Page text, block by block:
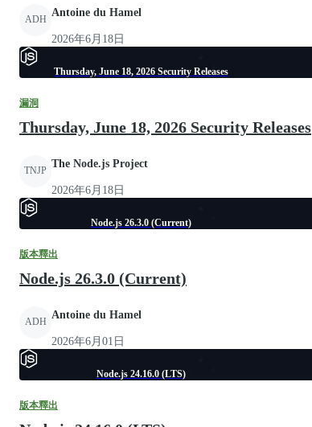
ADH
Antoine du Hamel
2026年6月18日
Thursday, June 18, 2026 Security Releases
漏洞
Thursday, June 18, 2026 Security Releases
TNJP
The Node.js Project
2026年6月18日
Node.js 26.3.0 (Current)
版本釋出
Node.js 26.3.0 (Current)
ADH
Antoine du Hamel
2026年6月01日
Node.js 24.16.0 (LTS)
版本釋出